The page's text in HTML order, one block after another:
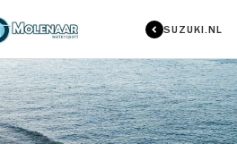
SUZUKI.NL